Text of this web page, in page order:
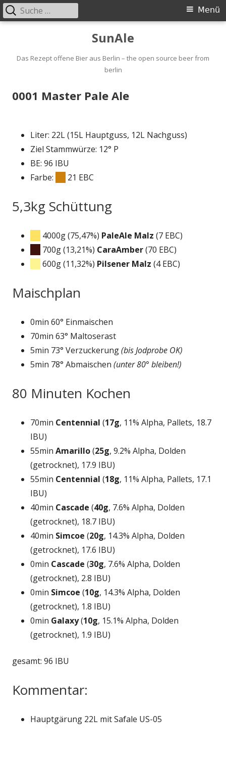
Inhalt
SunAle
Das Rezept offene Bier aus Berlin – the open source beer from
berlin
Primäres
Menü
Suche
nach:
0001 Master Pale Ale
Liter: 22L (15L Hauptguss, 12L Nachguss)
Ziel Stammwürze: 12° P
BE: 96 IBU
Farbe:
21 EBC
5,3kg Schüttung
4000g (75,47%) PaleAle Malz (7 EBC)
700g (13,21%) CaraAmber(70 EBC)
600g (11,32%) Pilsener Malz (4 EBC)
Maischplan
0min 60° Einmaischen
70min 63° Maltoserast
5min 73° Verzuckerung(bis Jodprobe OK)
5min 78° Abmaischen (unter 80° bleiben!)
80 Minuten Kochen
70min Centennial (17g, 11% Alpha, Pallets, 18.7
IBU)
55min Amarillo(25g, 9.2% Alpha, Dolden
(getrocknet), 17.9 IBU)
55min Centennial (18g, 11% Alpha, Pallets, 17.1
IBU)
40min Cascade (40g, 7.6% Alpha, Dolden
(getrocknet), 18.7 IBU)
40min Simcoe (20g, 14.3% Alpha, Dolden
(getrocknet), 17.6 IBU)
0min Cascade (30g, 7.6% Alpha, Dolden
(getrocknet), 2.8 IBU)
0min Simcoe (10g, 14.3% Alpha, Dolden
(getrocknet), 1.8 IBU)
0min Galaxy(10g, 15.1% Alpha, Dolden
(getrocknet), 1.9 IBU)
gesamt: 96 IBU
Kommentar:
Hauptgärung 22L mit Safale US-05